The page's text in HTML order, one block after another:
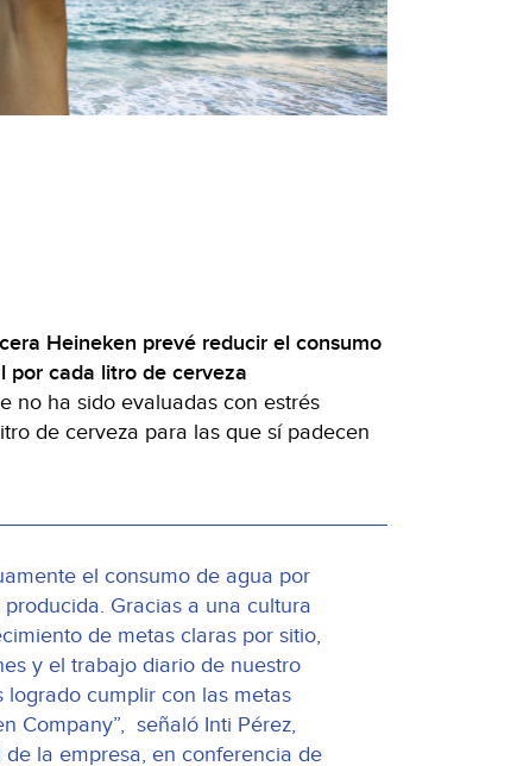
Heineken prevé reducir el consumo
por cada litro de cerveza
no ha sido evaluadas con estrés
de cerveza para las que sí padecen
el consumo de agua por
Gracias a una cultura
de metas claras por sitio,
y el trabajo diario de nuestro
cumplir con las metas
Company”, señaló Inti Pérez,
la empresa, en conferencia de